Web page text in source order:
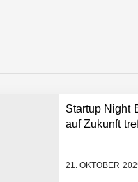
Startup Night
auf Zukunft
21. OKTOBER
Minuten statt Wochen: